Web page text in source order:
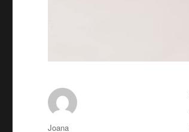
Autor
Joana